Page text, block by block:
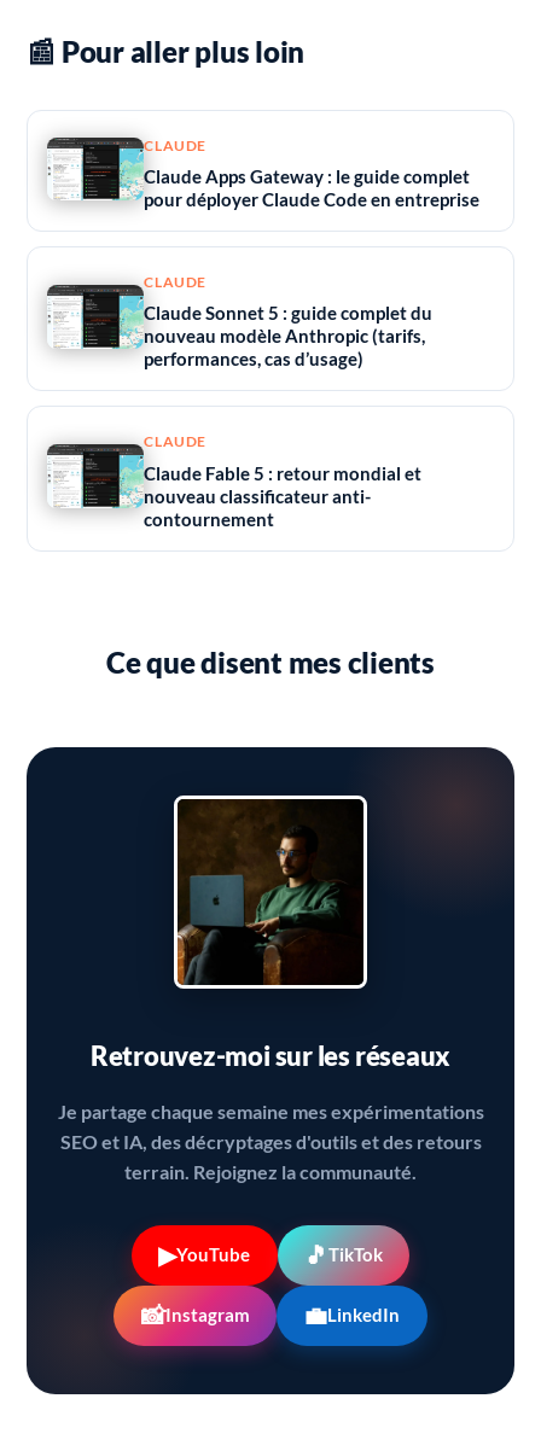
📰 Pour aller plus loin
CLAUDE
Claude Apps Gateway : le guide complet
pour déployer Claude Code en entreprise
CLAUDE
Claude Sonnet 5 : guide complet du
nouveau modèle Anthropic (tarifs,
performances, cas d’usage)
CLAUDE
Claude Fable 5 : retour mondial et
nouveau classificateur anti-
contournement
Ce que disent mes clients
Retrouvez-moi sur les réseaux
Je partage chaque semaine mes expérimentations
SEO et IA, des décryptages d'outils et des retours
terrain. Rejoignez la communauté.
▶YouTube 🎵 TikTok
📸Instagram 💼LinkedIn